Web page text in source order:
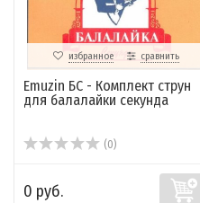
избранное сравнить
Emuzin БС - Комплект струн
для балалайки секунда
(0)
0 руб.